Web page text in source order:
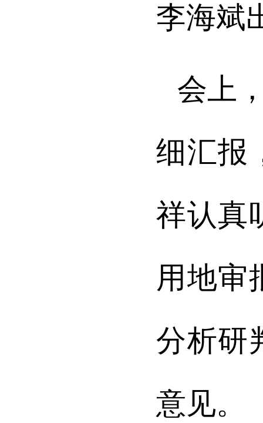
李海斌
会上
细汇报
祥认真
用地审
分析研
意见。